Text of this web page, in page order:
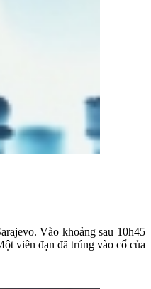
Vào khoảng sau 10h45
viên đạn đã trúng vào cổ của